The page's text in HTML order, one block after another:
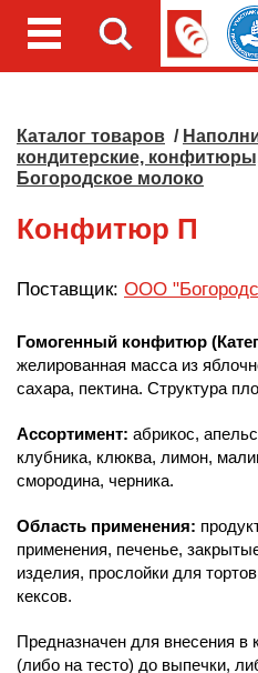
Каталог товаров /
кондитерские,
Богородское молоко
Конфитюр П
Поставщик: ООО
Гомогенный конфитюр
желированная масса из
сахара, пектина. Структура
Ассортимент: абрикос,
клубника, клюква, лимон,
смородина, черника.
Область применения:
применения, печенье,
изделия, прослойки для
кексов.
Предназначен для внесения в
(либо на тесто) до выпечки,